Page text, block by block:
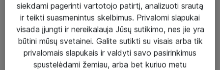
Paslaugos
Sprendimai
Įgyvendinti projektai
Atea ekspertų patarimai verslui
siekdami pagerinti vartotojo patirtį, analizuoti srautą
ir teikti suasmenintus skelbimus. Privalomi slapukai
visada įjungti ir nereikalauja Jūsų sutikimo, nes jie yra
būtini mūsų svetainei. Galite sutikti su visais arba tik
privalomais slapukais ir valdyti savo pasirinkimus
spustelėdami žemiau, arba bet kuriuo metu